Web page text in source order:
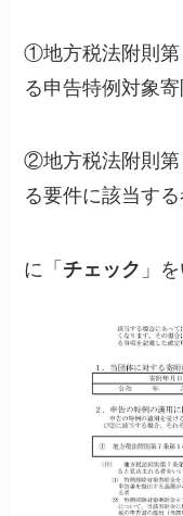
①地方税法附則第
る申告特例対象
②地方税法附則第
る要件に該当す
に「 チェック 」